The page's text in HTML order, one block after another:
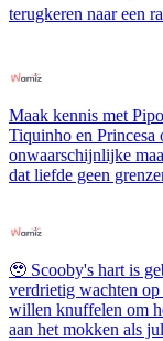
terugkeren naar een
Maak kennis met
Tiquinho en Princesa
onwaarschijnlijke
dat liefde geen
🥹 Scooby's hart is
verdrietig wachten
willen knuffelen om
aan het mokken als